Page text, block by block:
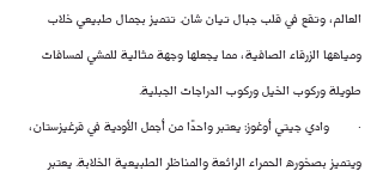
العالم، وتقع في قلب جبال تيان شان. تتميز بجمال طبيعي خلاب
ومياهها الزرقاء الصافية، مما يجعلها وجهة مثالية للمشي لمسافات
طويلة وركوب الخيل وركوب الدراجات الجبلية.
·        وادي جيتي أوغوز: يعتبر واحدًا من أجمل الأودية في قرغيزستان،
ويتميز بصخوره الحمراء الرائعة والمناظر الطبيعية الخلابة. يعتبر